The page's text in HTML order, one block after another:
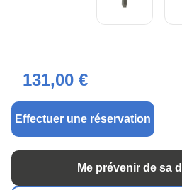
131,00 €
Effectuer une réservation
Me prévenir de sa